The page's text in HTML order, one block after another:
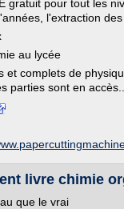
gratuit pour tout les
l'extraction
au lycée
et complets de
parties sont en accès...
livre chimie
que le vrai